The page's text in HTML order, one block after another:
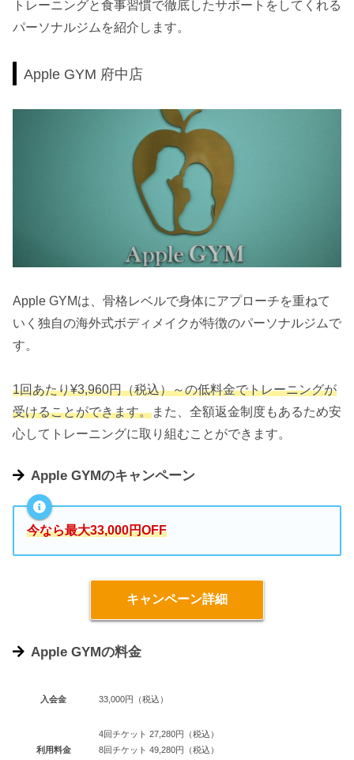
トレーニングと食事習慣で徹底したサポートをしてくれる
パーソナルジムを紹介します。
Apple GYM 府中店
Apple GYMは、骨格レベルで身体にアプローチを重ねて
いく独自の海外式ボディメイクが特徴のパーソナルジムで
す。
1回あたり¥3,960円（税込）～の低料金でトレーニングが
受けることができます。また、全額返金制度もあるため安
心してトレーニングに取り組むことができます。
Apple GYMのキャンペーン
今なら最大33,000円OFF
キャンペーン詳細
Apple GYMの料金
入会金 33,000円（税込）
利用料金
4回チケット 27,280円（税込）
8回チケット 49,280円（税込）